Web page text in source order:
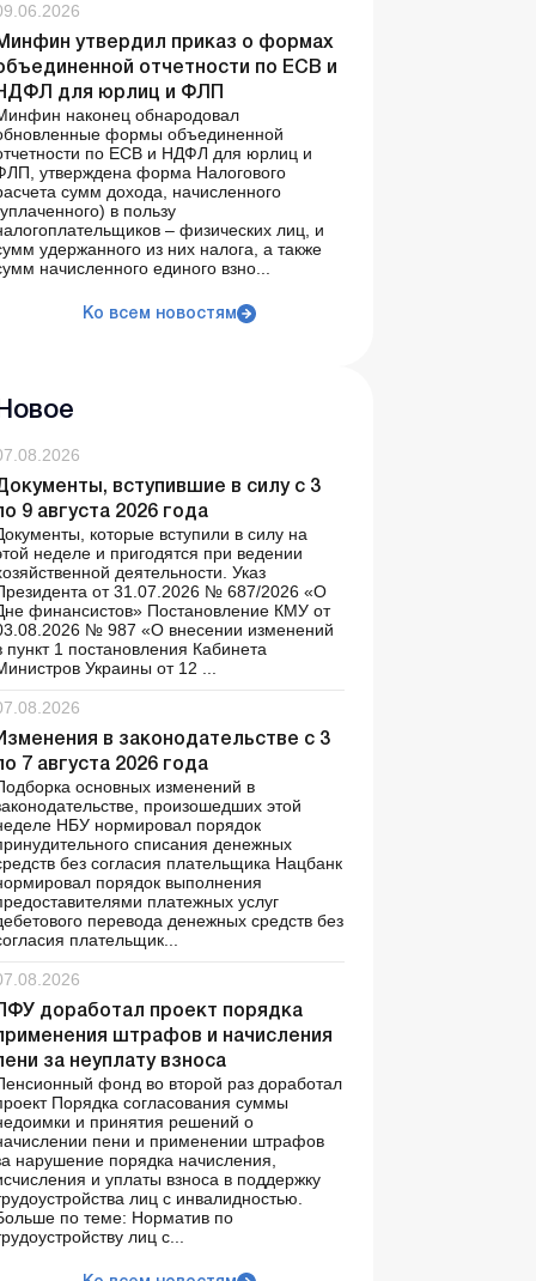
утвердил приказ о формах
отчетности по ЕСВ и
для юрлиц и ФЛП
наконец обнародовал
формы объединенной
по ЕСВ и НДФЛ для юрлиц и
утверждена форма Налогового
сумм дохода, начисленного
в пользу
– физических лиц, и
удержанного из них налога, а также
начисленного единого взно...
Ко всем новостям
Новое
вступившие в силу с 3
9 августа 2026 года
которые вступили в силу на
неделе и пригодятся при ведении
деятельности. Указ
от 31.07.2026 № 687/2026 «О
финансистов» Постановление КМУ от
№ 987 «О внесении изменений
пункт 1 постановления Кабинета
Украины от 12 ...
в законодательстве с 3
7 августа 2026 года
основных изменений в
произошедших этой
НБУ нормировал порядок
списания денежных
без согласия плательщика Нацбанк
порядок выполнения
платежных услуг
перевода денежных средств без
плательщик...
ПФУ доработал проект порядка
штрафов и начисления
за неуплату взноса
фонд во второй раз доработал
Порядка согласования суммы
и принятия решений о
пени и применении штрафов
нарушение порядка начисления,
и уплаты взноса в поддержку
лиц с инвалидностью.
по теме: Норматив по
лиц с...